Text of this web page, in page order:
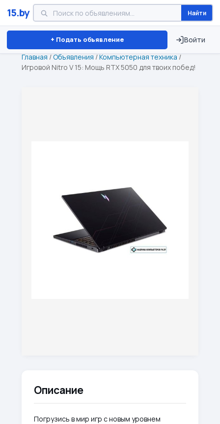
15.by Найти
+ Подать объявление Войти
Минск Витебск Брест ⏱ ТОЛЬКО 15 ДНЕЙ
Главная /Объявления /Компьютерная техника /
Игровой Nitro V 15: Мощь RTX 5050 для твоих побед!
Описание
Погрузись в мир игр с новым уровнем